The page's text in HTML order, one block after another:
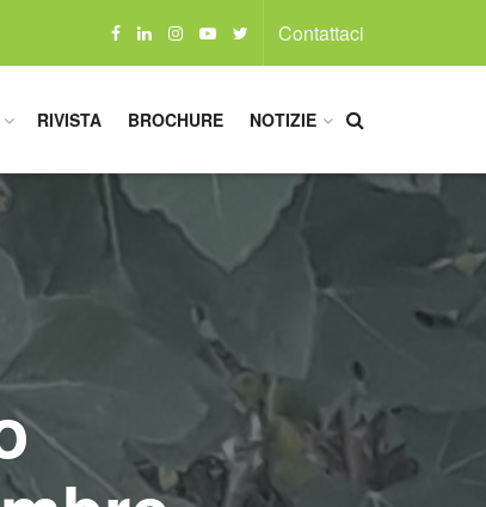
Contattaci
RIVISTA BROCHURE NOTIZIE